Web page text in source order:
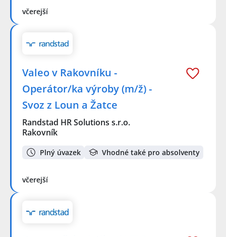
včerejší
Valeo v Rakovníku -
Operátor/ka výroby (m/ž) -
Svoz z Loun a Žatce
Randstad HR Solutions s.r.o.
Rakovník
Plný úvazek Vhodné také pro absolventy
včerejší